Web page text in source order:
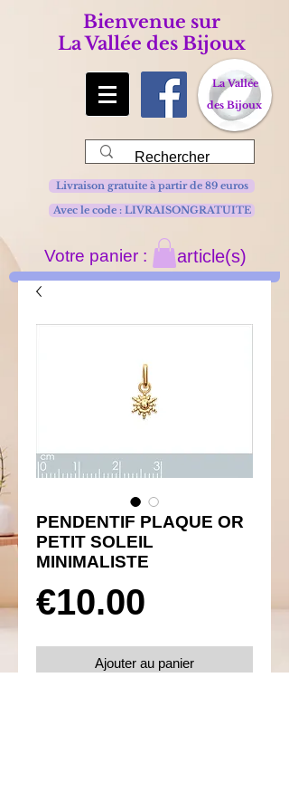
Bienvenue sur
La Vallée des Bijoux
La Vallée
des Bijoux
Avec le code : LIVRAISONGRATUITE
Livraison gratuite à partir de 89 euros
Votre panier : article(s)
PENDENTIF PLAQUE OR
PETIT SOLEIL
MINIMALISTE
€10.00
Ajouter au panier